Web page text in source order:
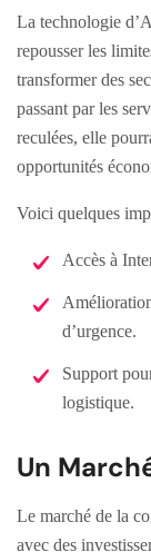
La technologie
repousser les
transformer des
passant par les
reculées, elle
opportunités
Voici quelques
Accès à
d’urgence.
Support
logistique.
Un
Le marché de la
avec des